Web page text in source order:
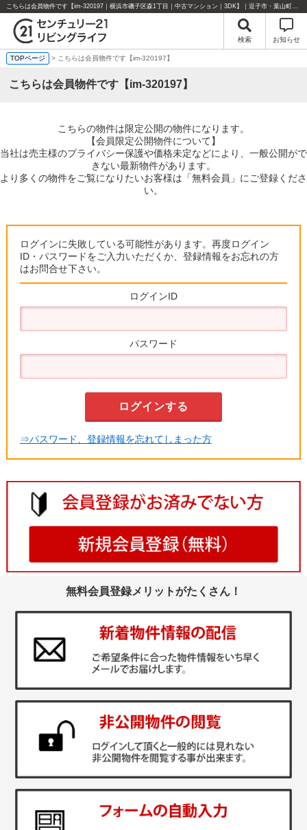
こちらは会員物件です【im-320197｜横浜市磯子区森1丁目｜中古マンション｜3DK】｜逗子市・葉山町・湘南エリアの不動産のことならセンチュリー21リビングライフにお任せください！
検索 お知らせ
TOPページ > こちらは会員物件です【im-320197】
こちらは会員物件です【im-320197】
こちらの物件は限定公開の物件になります。
【会員限定公開物件について】
当社は売主様のプライバシー保護や価格未定などにより、一般公開がで
きない最新物件があります。
より多くの物件をご覧になりたいお客様は「無料会員」にご登録くださ
い。
ログインに失敗している可能性があります。再度ログイン
ID・パスワードをご入力いただくか、登録情報をお忘れの方
はお問合せ下さい。
ログインID
パスワード
⇒パスワード、登録情報を忘れてしまった方
無料会員登録メリットがたくさん！